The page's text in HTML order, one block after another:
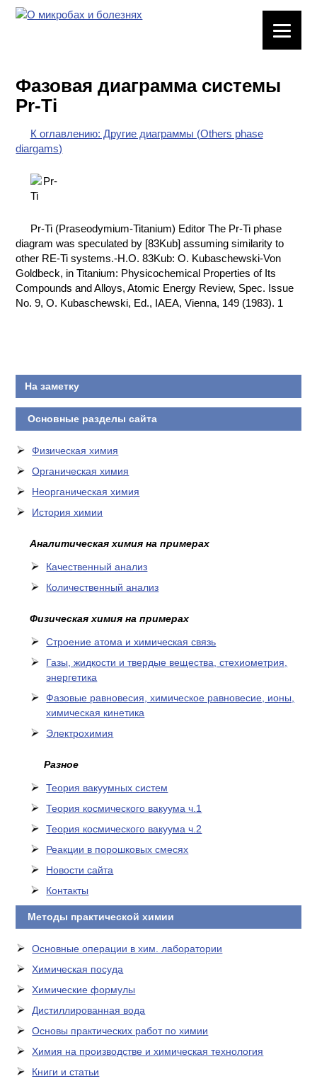
ХИМИЧЕСКАЯ
ВРЕДНЫЕ
ФАКТОРЫ
ХИМИЯ НА
ПРОИЗВОДСТВЕ
И ХИМИЧЕСКАЯ
ТЕХНОЛОГИЯ
Фазовая диаграмма системы
Pr-Ti
К оглавлению: Другие диаграммы (Others phase
diargams)
Pr-Ti (Praseodymium-Titanium) Editor The Pr-Ti phase
diagram was speculated by [83Kub] assuming similarity to
other RE-Ti systems.-H.O. 83Kub: O. Kubaschewski-Von
Goldbeck, in Titanium: Physicochemical Properties of Its
Compounds and Alloys, Atomic Energy Review, Spec. Issue
No. 9, O. Kubaschewski, Ed., IAEA, Vienna, 149 (1983). 1
На заметку
Основные разделы сайта
Физическая химия
Органическая химия
Неорганическая химия
История химии
Аналитическая химия на примерах
Качественный анализ
Количественный анализ
Физическая химия на примерах
Cтроение атома и химическая связь
Газы, жидкости и твердые вещества, стехиометрия,
энергетика
Фазовые равновесия, химическое равновесие, ионы,
химическая кинетика
Электрохимия
Разное
Теория вакуумных систем
Теория космического вакуума ч.1
Теория космического вакуума ч.2
Реакции в порошковых смесях
Новости сайта
Контакты
Методы практической химии
Основные операции в хим. лаборатории
Химическая посуда
Химические формулы
Дистиллированная вода
Основы практических работ по химии
Химия на производстве и химическая технология
Книги и статьи